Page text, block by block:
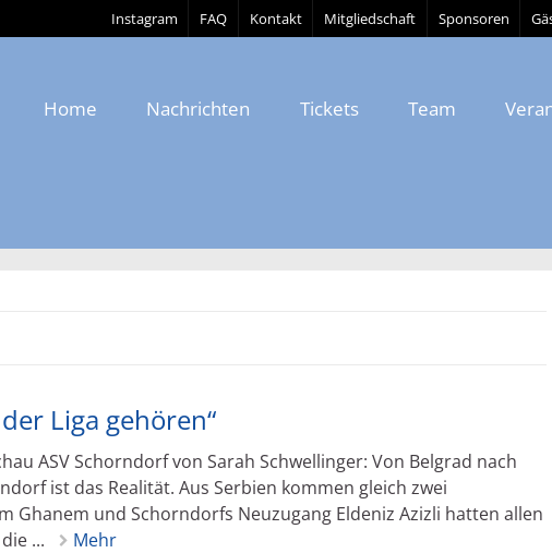
Instagram FAQ Kontakt Mitgliedschaft Sponsoren
Home Nachrichten Tickets Team
Liga gehören“
ASV Schorndorf von Sarah Schwellinger: Von Belgrad nach
ist das Realität. Aus Serbien kommen gleich zwei
Ghanem und Schorndorfs Neuzugang Eldeniz Azizli hatten allen
...
Mehr